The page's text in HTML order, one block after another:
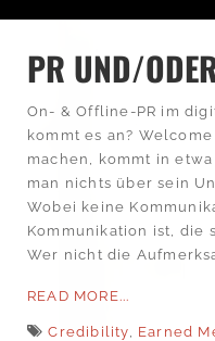
PR UND/
On- & Offline-PR im
kommt es an?
machen, kommt in
man nichts über sein
Wobei keine
Kommunikation ist, die
Wer nicht die
READ MORE...
Credibility Earned